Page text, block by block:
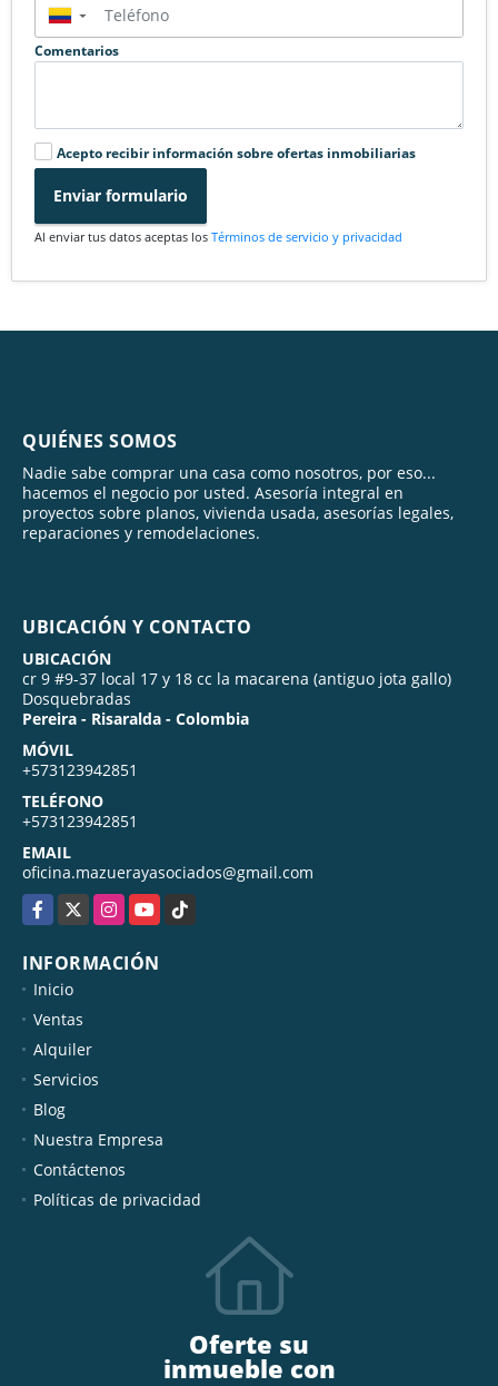
▼
Comentarios
Acepto recibir información sobre ofertas inmobiliarias
Enviar formulario
Al enviar tus datos aceptas los Términos de servicio y privacidad
QUIÉNES SOMOS
Nadie sabe comprar una casa como nosotros, por eso...
hacemos el negocio por usted. Asesoría integral en
proyectos sobre planos, vivienda usada, asesorías legales,
reparaciones y remodelaciones.
UBICACIÓN Y CONTACTO
UBICACIÓN
cr 9 #9-37 local 17 y 18 cc la macarena (antiguo jota gallo)
Dosquebradas
Pereira - Risaralda - Colombia
MÓVIL
+573123942851
TELÉFONO
+573123942851
EMAIL
oficina.mazuerayasociados@gmail.com
Facebook
X InstagramYouTubeTikTok
INFORMACIÓN
Inicio
Ventas
Alquiler
Servicios
Blog
Nuestra Empresa
Contáctenos
Políticas de privacidad
Oferte su
inmueble con